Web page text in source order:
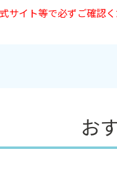
イト等で必ずご確認く
お